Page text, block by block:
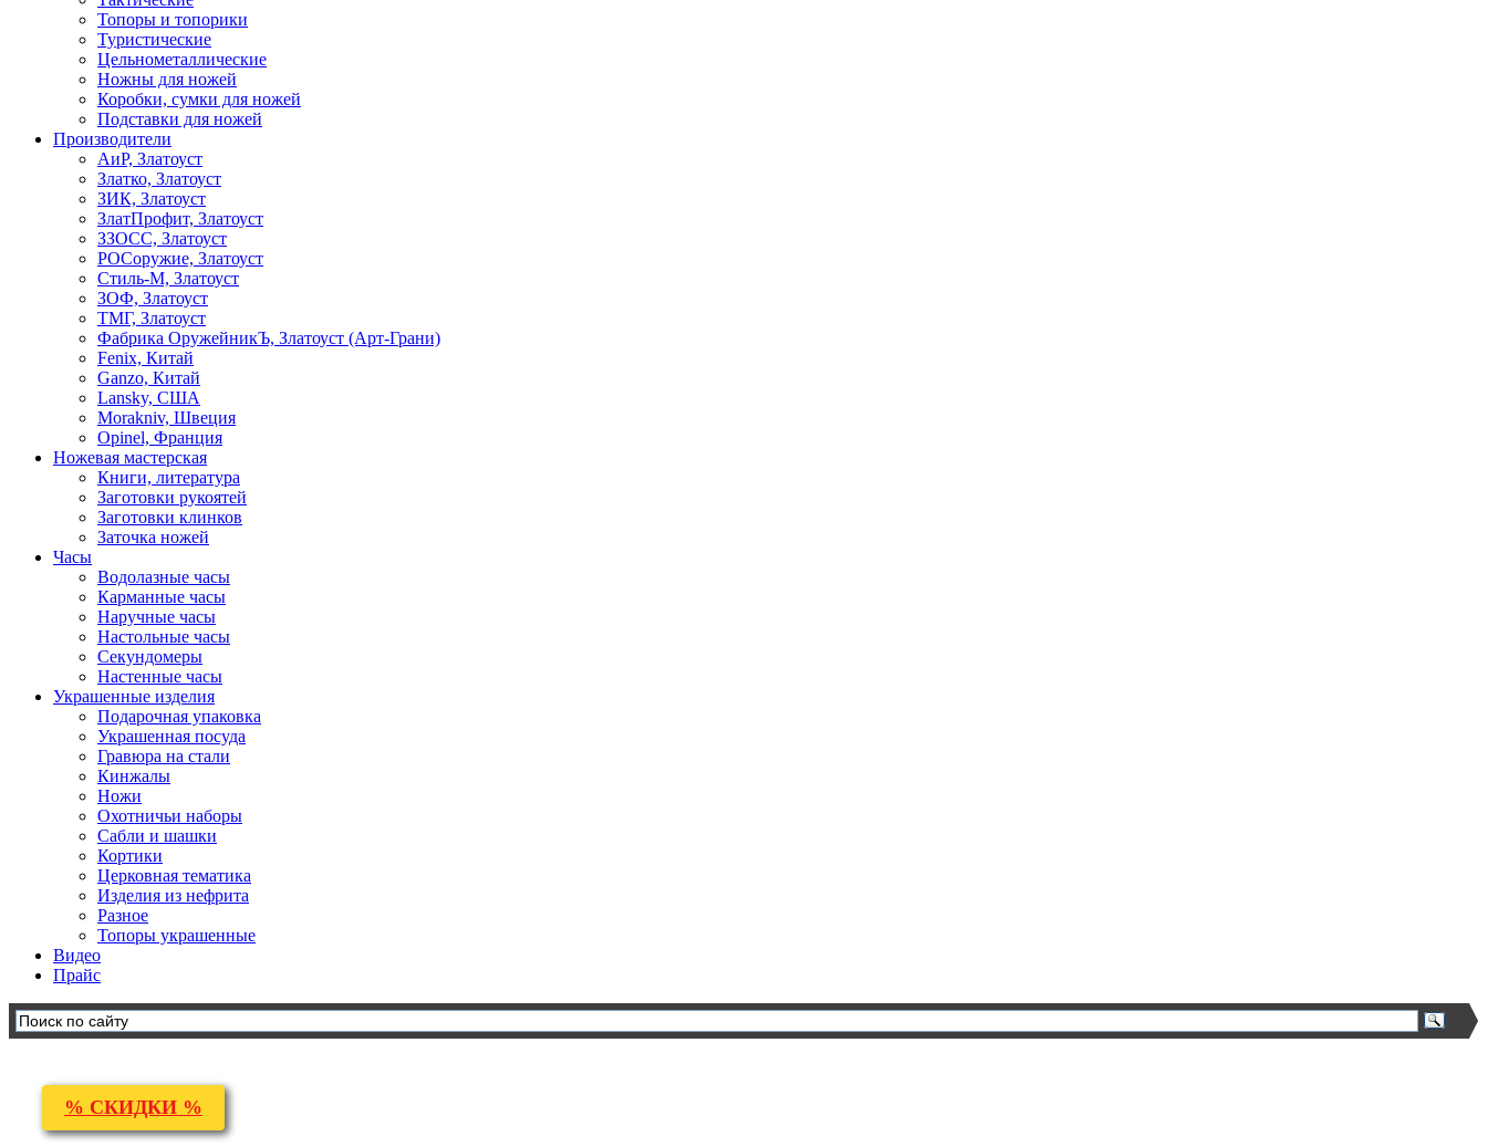
Топоры и топорики
Туристические
Цельнометаллические
Ножны для ножей
Коробки, сумки для ножей
Подставки для ножей
Производители
АиР, Златоуст
Златко, Златоуст
ЗИК, Златоуст
ЗлатПрофит, Златоуст
ЗЗОСС, Златоуст
РОСоружие, Златоуст
Стиль-М, Златоуст
ЗОФ, Златоуст
ТМГ, Златоуст
Фабрика ОружейникЪ, Златоуст (Арт-Грани)
Fenix, Китай
Ganzo, Китай
Lansky, США
Morakniv, Швеция
Opinel, Франция
Ножевая мастерская
Книги, литература
Заготовки рукоятей
Заготовки клинков
Заточка ножей
Часы
Водолазные часы
Карманные часы
Наручные часы
Настольные часы
Секундомеры
Настенные часы
Украшенные изделия
Подарочная упаковка
Украшенная посуда
Гравюра на стали
Кинжалы
Ножи
Охотничьи наборы
Сабли и шашки
Кортики
Церковная тематика
Изделия из нефрита
Разное
Топоры украшенные
Видео
Прайс
% СКИДКИ %